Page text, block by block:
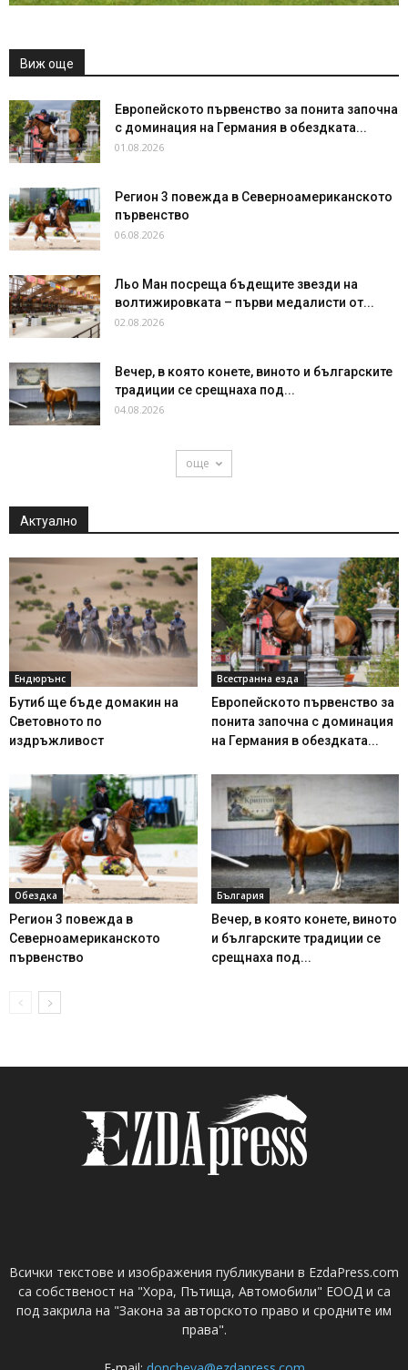
Виж още
Европейското първенство за понита започна
с доминация на Германия в обездката...
01.08.2026
Регион 3 повежда в Северноамериканското
първенство
06.08.2026
Льо Ман посреща бъдещите звезди на
волтижировката – първи медалисти от...
02.08.2026
Вечер, в която конете, виното и българските
традиции се срещнаха под...
04.08.2026
още
Актуално
Ендюрънс
Бутиб ще бъде домакин на
Световното по
издръжливост
Всестранна езда
Европейското първенство за
понита започна с доминация
на Германия в обездката...
Обездка
Регион 3 повежда в
Северноамериканското
първенство
България
Вечер, в която конете, виното
и българските традиции се
срещнаха под...
Всички текстове и изображения публикувани в EzdaPress.com
са собственост на "Хора, Пътища, Автомобили" ЕООД и са
под закрила на "Закона за авторското право и сродните им
права".